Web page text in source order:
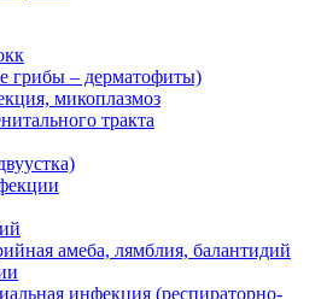
грибы – дерматофиты)
микоплазмоз
тракта
амеба, лямблия, балантидий
инфекция (респираторно-